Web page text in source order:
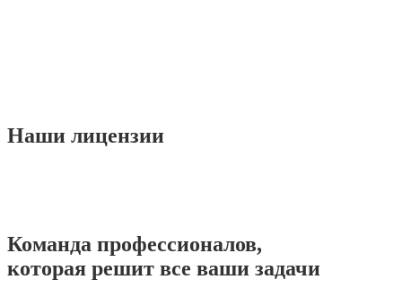
Наши лицензии
Команда профессионалов,
которая решит все ваши задачи